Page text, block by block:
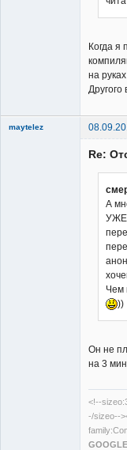
Когда я
на
maytelez
Re:
А
УЖЕ
Чем
))
Он не
на 3
<!--
-/sizeo--